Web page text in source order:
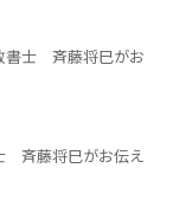
書士 斉藤将巳がお
斉藤将巳がお伝え